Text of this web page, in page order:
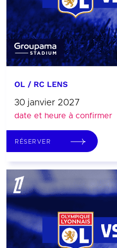
OL / RC LENS
30 janvier 2027
date et heure à confirmer
RÉSERVER